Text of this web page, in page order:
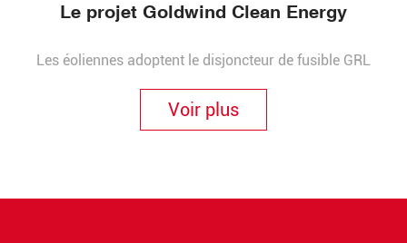
Le projet Goldwind Clean Energy
Les éoliennes adoptent le disjoncteur de fusible GRL
Voir plus
Rechercher